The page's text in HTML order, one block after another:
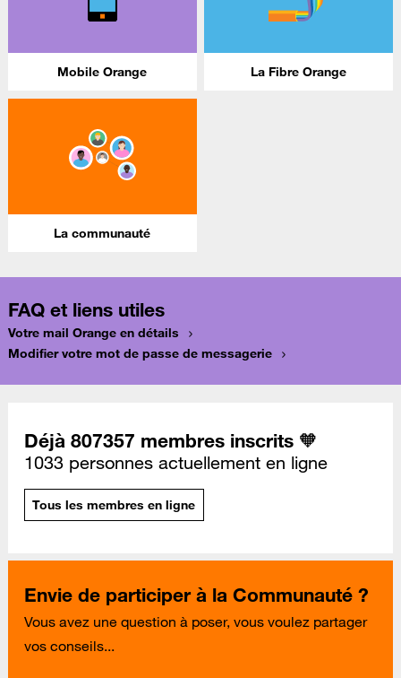
Mobile Orange La Fibre Orange
La communauté
FAQ et liens utiles
Votre mail Orange en détails
Modifier votre mot de passe de messagerie
Déjà 807357 membres inscrits 🧡
1033 personnes actuellement en ligne
Tous les membres en ligne
Envie de participer à la Communauté ?
Vous avez une question à poser, vous voulez partager
vos conseils...